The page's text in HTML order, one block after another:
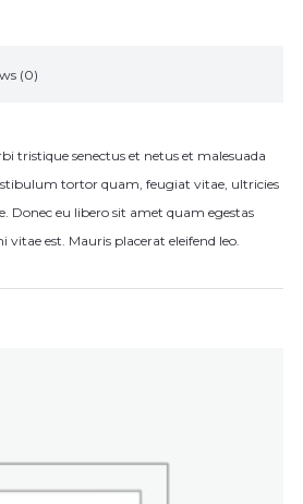
(0)
tristique senectus et netus et malesuada
tortor quam, feugiat vitae, ultricies
Donec eu libero sit amet quam egestas
vitae est. Mauris placerat eleifend leo.